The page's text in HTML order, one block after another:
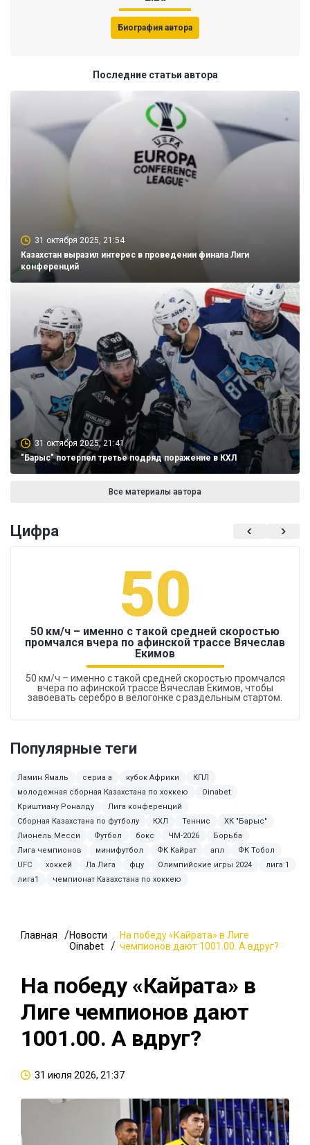
Биография автора
Последние статьи автора
31 октября 2025, 21:54
Казахстан выразил интерес в проведении финала Лиги
конференций
31 октября 2025, 21:41
"Барыс" потерпел третье подряд поражение в КХЛ
Все материалы автора
Цифра
50
50 км/ч – именно с такой средней скоростью
промчался вчера по афинской трассе Вячеслав
Екимов
50 км/ч – именно с такой средней скоростью промчался
вчера по афинской трассе Вячеслав Екимов, чтобы
завоевать серебро в велогонке с раздельным стартом.
Популярные теги
Ламин Ямаль сериа а кубок Африки
КПЛ
молодежная сборная Казахстана по хоккею
Oinabet
Криштиану Роналду
Лига конференций
Сборная Казахстана по футболу
КХЛ Теннис
ХК "Барыс"
Лионель Месси
Футбол бокс ЧМ-2026
Борьба
Лига чемпионов
минифутбол ФК Кайрат апл
ФК Тобол
UFC
хоккей Ла Лига фцу Олимпийские игры 2024
лига 1
лига1
чемпионат Казахстана по хоккею
Главная
Новости
Oinabet
На победу «Кайрата» в Лиге
чемпионов дают 1001.00. А вдруг?
На победу «Кайрата» в
Лиге чемпионов дают
1001.00. А вдруг?
31 июля 2026, 21:37